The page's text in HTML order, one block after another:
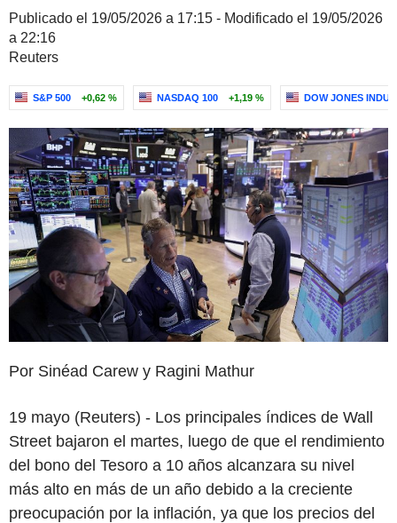
Publicado el 19/05/2026 a 17:15 - Modificado el 19/05/2026
a 22:16
Reuters
S&P 500 +0,62 % NASDAQ 100 +1,19 % DOW JONES
Por Sinéad Carew y Ragini Mathur
19 mayo (Reuters) - Los principales índices de Wall
Street bajaron el martes, luego de que el rendimiento
del bono del Tesoro a 10 años alcanzara su nivel
más alto en más de un año debido a la creciente
preocupación por la inflación, ya que los precios del